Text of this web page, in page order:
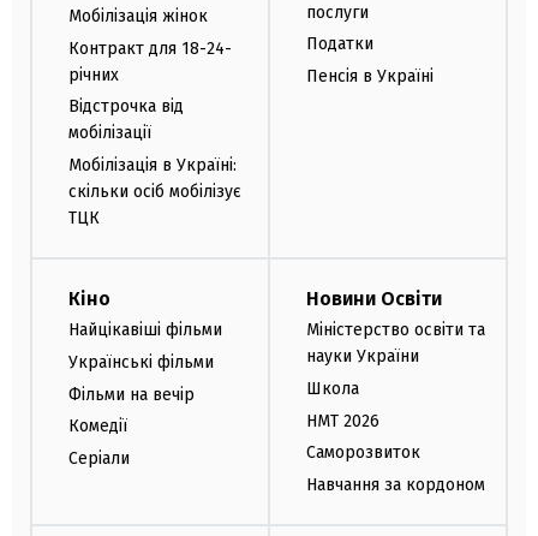
Мобілізація жінок
Контракт для 18-24-
річних
Відстрочка від
мобілізації
Мобілізація в Україні:
скільки осіб мобілізує
ТЦК
послуги
Податки
Пенсія в Україні
Кіно
Найцікавіші фільми
Українські фільми
Фільми на вечір
Комедії
Серіали
Новини Освіти
Міністерство освіти та
науки України
Школа
НМТ 2026
Саморозвиток
Навчання за кордоном